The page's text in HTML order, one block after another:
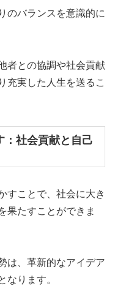
のバランスを意識的に
者との協調や社会貢献
充実した人生を送るこ
：社会貢献と自己
すことで、社会に大き
果たすことができま
は、革新的なアイデア
なります。